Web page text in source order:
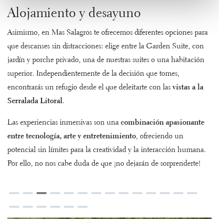
Alojamiento y desayuno
Asimismo, en Mas Salagros te ofrecemos diferentes opciones para
que descanses sin distracciones: elige entre la Garden Suite, con
jardín y porche privado, una de nuestras suites o una habitación
superior. Independientemente de la decisión que tomes,
encontrarás un refugio desde el que deleitarte con las vistas a la
Serralada Litoral.
Las experiencias inmersivas son una combinación apasionante
entre tecnología, arte y entretenimiento, ofreciendo un
potencial sin límites para la creatividad y la interacción humana.
Por ello, no nos cabe duda de que ¡no dejarán de sorprenderte!